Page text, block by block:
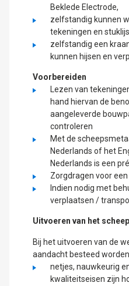
Beklede Electrode,
zelfstandig kunnen
tekeningen en
zelfstandig een
kunnen hijsen en
Voorbereiden
Lezen van
hand hiervan de
aangeleverde
controleren
Met de
Nederlands of het
Nederlands is een pré
Zorgdragen voor
Indien nodig met
verplaatsen /
Uitvoeren van het
Bij het uitvoeren van de
aandacht besteed
netjes, nauwkeurig
kwaliteitseisen zijn